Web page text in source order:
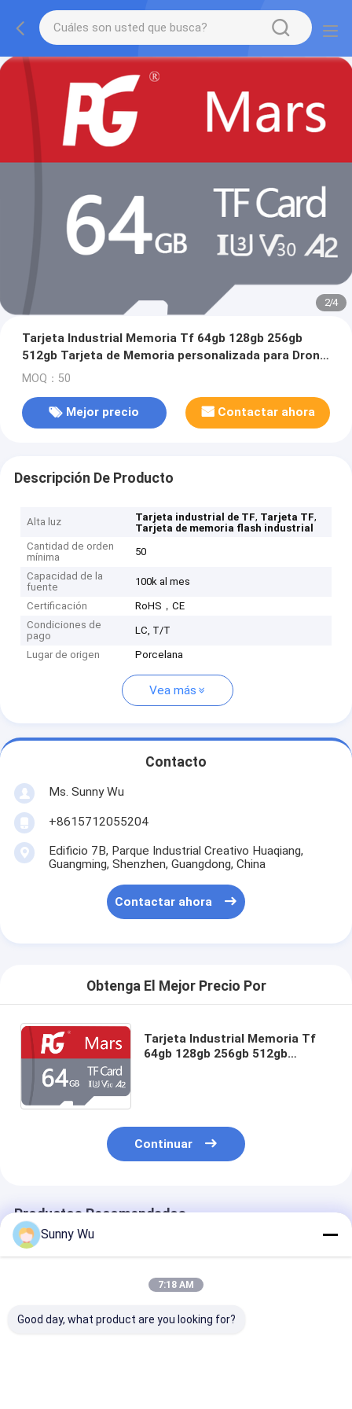
2/4
Tarjeta Industrial Memoria Tf 64gb 128gb 256gb
512gb Tarjeta de Memoria personalizada para Drone
Dashcam Robot Industrial
MOQ：50
Mejor precio Contactar ahora
Descripción De Producto
Alta luz Tarjeta industrial de TF, Tarjeta TF,
Tarjeta de memoria flash industrial
Cantidad de orden
mínima
50
Capacidad de la
fuente
100k al mes
Certificación
RoHS，CE
Condiciones de
pago
LC, T/T
Lugar de origen Porcelana
Vea más
Contacto
Ms. Sunny Wu
+8615712055204
Edificio 7B, Parque Industrial Creativo Huaqiang,
Guangming, Shenzhen, Guangdong, China
Contactar ahora
Obtenga El Mejor Precio Por
Tarjeta Industrial Memoria Tf
64gb 128gb 256gb 512gb
Continuar
Productos Recomendados
Sunny Wu
7:18 AM
Good day, what product are you looking for?